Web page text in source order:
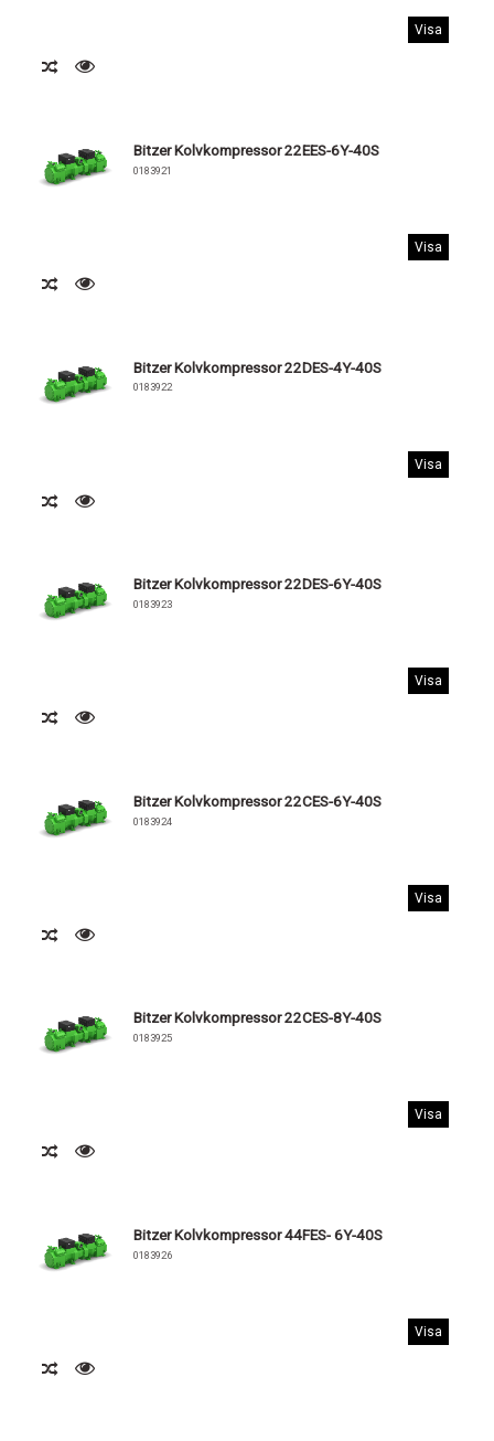
Visa
Bitzer Kolvkompressor 22EES-6Y-40S
0183921
Visa
Bitzer Kolvkompressor 22DES-4Y-40S
0183922
Visa
Bitzer Kolvkompressor 22DES-6Y-40S
0183923
Visa
Bitzer Kolvkompressor 22CES-6Y-40S
0183924
Visa
Bitzer Kolvkompressor 22CES-8Y-40S
0183925
Visa
Bitzer Kolvkompressor 44FES- 6Y-40S
0183926
Visa